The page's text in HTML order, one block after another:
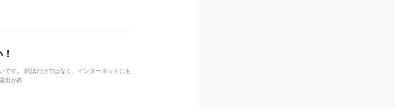
です。 雑誌だけではなく、インターネットにも
出が高